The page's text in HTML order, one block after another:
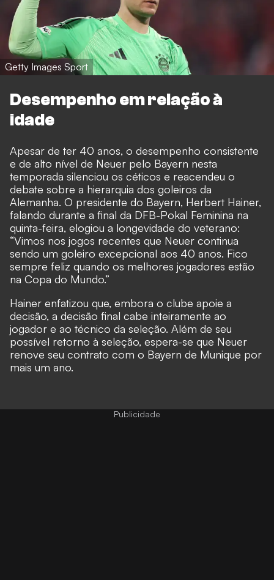
Getty Images Sport
Desempenho em relação à
idade
Apesar de ter 40 anos, o desempenho consistente
e de alto nível de Neuer pelo Bayern nesta
temporada silenciou os céticos e reacendeu o
debate sobre a hierarquia dos goleiros da
Alemanha. O presidente do Bayern, Herbert Hainer,
falando durante a final da DFB-Pokal Feminina na
quinta-feira, elogiou a longevidade do veterano:
“Vimos nos jogos recentes que Neuer continua
sendo um goleiro excepcional aos 40 anos. Fico
sempre feliz quando os melhores jogadores estão
na Copa do Mundo.”
Hainer enfatizou que, embora o clube apoie a
decisão, a decisão final cabe inteiramente ao
jogador e ao técnico da seleção. Além de seu
possível retorno à seleção, espera-se que Neuer
renove seu contrato com o Bayern de Munique por
mais um ano.